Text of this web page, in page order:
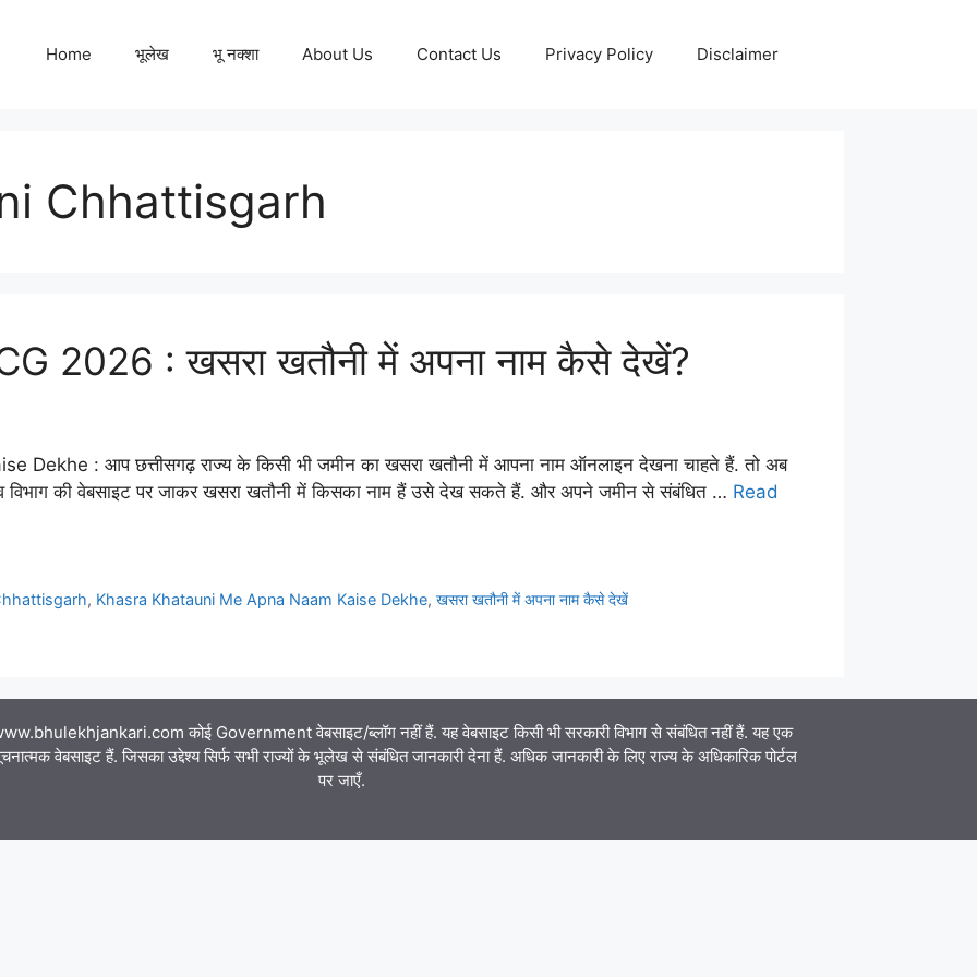
Home भूलेख भू नक्शा About Us Contact Us Privacy Policy Disclaimer
Chhattisgarh
2026 : खसरा खतौनी में अपना नाम कैसे देखें?
: आप छत्तीसगढ़ राज्य के किसी भी जमीन का खसरा खतौनी में आपना नाम ऑनलाइन देखना चाहते हैं. तो अब
विभाग की वेबसाइट पर जाकर खसरा खतौनी में किसका नाम हैं उसे देख सकते हैं. और अपने जमीन से संबंधित … Read
, Khasra Khatauni Me Apna Naam Kaise Dekhe,खसरा खतौनी में अपना नाम कैसे देखें
कोई Government वेबसाइट/ब्लॉग नहीं हैं. यह वेबसाइट किसी भी सरकारी विभाग से संबंधित नहीं हैं. यह एक
वेबसाइट हैं. जिसका उद्देश्य सिर्फ सभी राज्यों के भूलेख से संबंधित जानकारी देना हैं. अधिक जानकारी के लिए राज्य के अधिकारिक पोर्टल
पर जाएँ.